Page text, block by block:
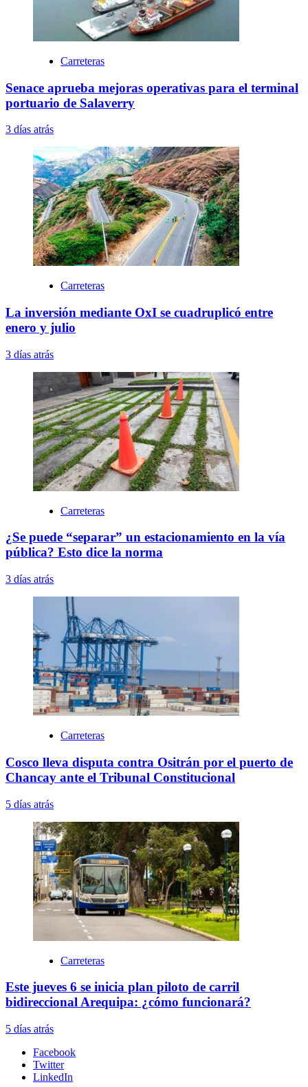
Carreteras
Senace aprueba mejoras operativas para el terminal
portuario de Salaverry
3 días atrás
Carreteras
La inversión mediante OxI se cuadruplicó entre
enero y julio
3 días atrás
Carreteras
¿Se puede “separar” un estacionamiento en la vía
pública? Esto dice la norma
3 días atrás
Carreteras
Cosco lleva disputa contra Ositrán por el puerto de
Chancay ante el Tribunal Constitucional
5 días atrás
Carreteras
Este jueves 6 se inicia plan piloto de carril
bidireccional Arequipa: ¿cómo funcionará?
5 días atrás
Facebook
Twitter
LinkedIn